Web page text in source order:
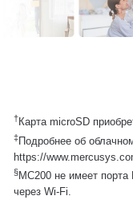
†Карта microSD
‡Подробнее об
https://
§MC200 не имеет
через Wi-Fi.